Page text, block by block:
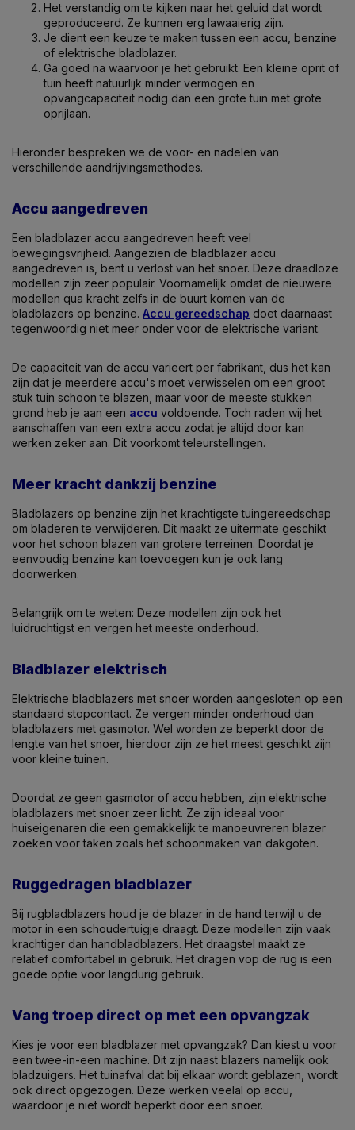
Het verstandig om te kijken naar het geluid dat wordt
geproduceerd. Ze kunnen erg lawaaierig zijn.
Je dient een keuze te maken tussen een accu, benzine
of elektrische bladblazer.
Ga goed na waarvoor je het gebruikt. Een kleine oprit of
tuin heeft natuurlijk minder vermogen en
opvangcapaciteit nodig dan een grote tuin met grote
oprijlaan.
Hieronder bespreken we de voor- en nadelen van
verschillende aandrijvingsmethodes.
Accu aangedreven
Een bladblazer accu aangedreven heeft veel
bewegingsvrijheid. Aangezien de bladblazer accu
aangedreven is, bent u verlost van het snoer. Deze draadloze
modellen zijn zeer populair. Voornamelijk omdat de nieuwere
modellen qua kracht zelfs in de buurt komen van de
bladblazers op benzine. Accu gereedschap doet daarnaast
tegenwoordig niet meer onder voor de elektrische variant.
De capaciteit van de accu varieert per fabrikant, dus het kan
zijn dat je meerdere accu's moet verwisselen om een groot
stuk tuin schoon te blazen, maar voor de meeste stukken
grond heb je aan een accu voldoende. Toch raden wij het
aanschaffen van een extra accu zodat je altijd door kan
werken zeker aan. Dit voorkomt teleurstellingen.
Meer kracht dankzij benzine
Bladblazers op benzine zijn het krachtigste tuingereedschap
om bladeren te verwijderen. Dit maakt ze uitermate geschikt
voor het schoon blazen van grotere terreinen. Doordat je
eenvoudig benzine kan toevoegen kun je ook lang
doorwerken.
Belangrijk om te weten: Deze modellen zijn ook het
luidruchtigst en vergen het meeste onderhoud.
Bladblazer elektrisch
Elektrische bladblazers met snoer worden aangesloten op een
standaard stopcontact. Ze vergen minder onderhoud dan
bladblazers met gasmotor. Wel worden ze beperkt door de
lengte van het snoer, hierdoor zijn ze het meest geschikt zijn
voor kleine tuinen.
Doordat ze geen gasmotor of accu hebben, zijn elektrische
bladblazers met snoer zeer licht. Ze zijn ideaal voor
huiseigenaren die een gemakkelijk te manoeuvreren blazer
zoeken voor taken zoals het schoonmaken van dakgoten.
Ruggedragen bladblazer
Bij rugbladblazers houd je de blazer in de hand terwijl u de
motor in een schoudertuigje draagt. Deze modellen zijn vaak
krachtiger dan handbladblazers. Het draagstel maakt ze
relatief comfortabel in gebruik. Het dragen vop de rug is een
goede optie voor langdurig gebruik.
Vang troep direct op met een opvangzak
Kies je voor een bladblazer met opvangzak? Dan kiest u voor
een twee-in-een machine. Dit zijn naast blazers namelijk ook
bladzuigers. Het tuinafval dat bij elkaar wordt geblazen, wordt
ook direct opgezogen. Deze werken veelal op accu,
waardoor je niet wordt beperkt door een snoer.